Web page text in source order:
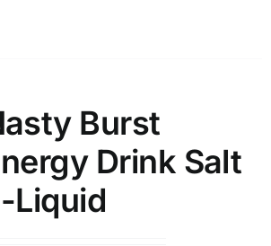
Burst
Drink Salt
Liquid